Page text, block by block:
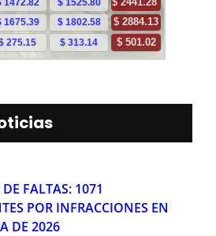
FALTAS: 1071
POR INFRACCIONES EN
DE 2026